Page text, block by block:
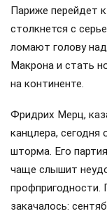
Париже перейдет
столкнется с
ломают голову
Макрона и стать
на континенте.
Фридрих Мерц,
канцлера, сегодня
шторма. Его
чаще слышит
закачалось: